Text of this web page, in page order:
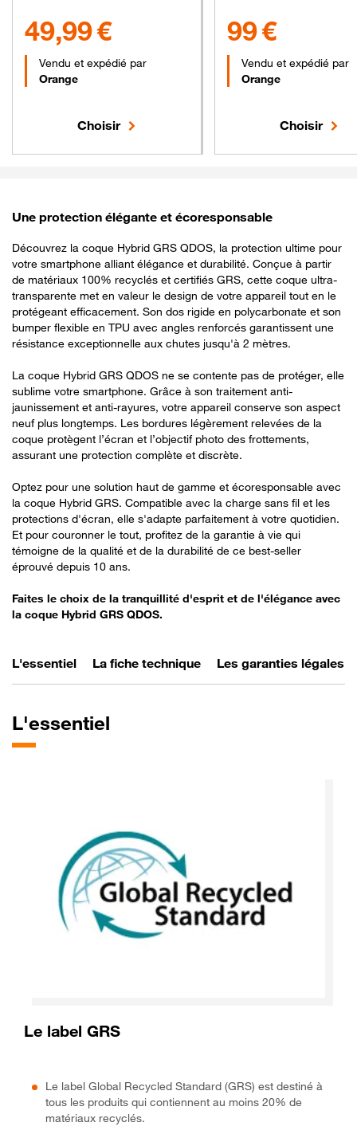
49,99 €
Vendu et expédié par
Orange
Choisir
99 €
Vendu et expédié par
Orange
Choisir
Une protection élégante et écoresponsable
Découvrez la coque Hybrid GRS QDOS, la protection ultime pour
votre smartphone alliant élégance et durabilité. Conçue à partir
de matériaux 100% recyclés et certifiés GRS, cette coque ultra-
transparente met en valeur le design de votre appareil tout en le
protégeant efficacement. Son dos rigide en polycarbonate et son
bumper flexible en TPU avec angles renforcés garantissent une
résistance exceptionnelle aux chutes jusqu'à 2 mètres.
La coque Hybrid GRS QDOS ne se contente pas de protéger, elle
sublime votre smartphone. Grâce à son traitement anti-
jaunissement et anti-rayures, votre appareil conserve son aspect
neuf plus longtemps. Les bordures légèrement relevées de la
coque protègent l’écran et l’objectif photo des frottements,
assurant une protection complète et discrète.
Optez pour une solution haut de gamme et écoresponsable avec
la coque Hybrid GRS. Compatible avec la charge sans fil et les
protections d'écran, elle s'adapte parfaitement à votre quotidien.
Et pour couronner le tout, profitez de la garantie à vie qui
témoigne de la qualité et de la durabilité de ce best-seller
éprouvé depuis 10 ans.
Faites le choix de la tranquillité d'esprit et de l'élégance avec
la coque Hybrid GRS QDOS.
L'essentiel La fiche technique Les garanties légales
L'essentiel
Le label GRS
Le label Global Recycled Standard (GRS) est destiné à
tous les produits qui contiennent au moins 20% de
matériaux recyclés.